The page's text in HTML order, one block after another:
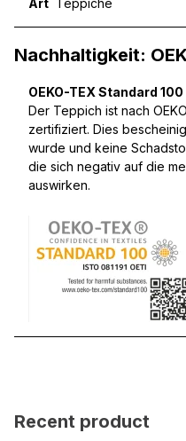
Art Teppiche
Nachhaltigkeit:
OEKO-TEX Standard 100
Der Teppich ist nach
zertifiziert. Dies
wurde und keine
die sich negativ auf die
auswirken.
Recent product